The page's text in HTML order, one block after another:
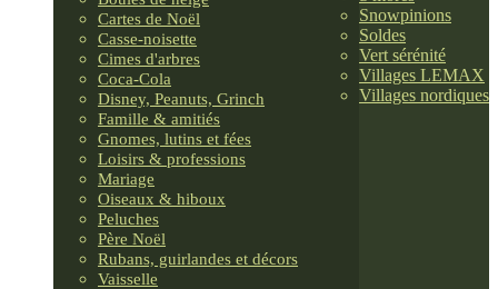
Cartes de Noël
Casse-noisette
Cimes d'arbres
Coca-Cola
Disney, Peanuts, Grinch
Famille & amitiés
Gnomes, lutins et fées
Loisirs & professions
Mariage
Oiseaux & hiboux
Peluches
Père Noël
Rubans, guirlandes et décors
Vaisselle
Snowpinions
Soldes
Vert sérénité
Villages LEMAX
Villages nordiques